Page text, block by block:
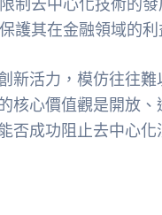
制去中心化技術的
護其在金融領域的利
新活力，模仿往往難
核心價值觀是開放、
否成功阻止去中心化